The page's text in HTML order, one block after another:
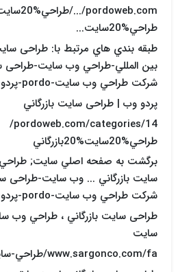
طراحي%20سايت...
طبقه بندي هاي مرتبط با: طراحی
بين المللي-طراحي وب سايت-طراحی
شرکت طراحي وب سايت-pordo-پردو-سايت ...
پردو وب | طراحی سایت بازرگاني
pordoweb.com/categories/14/
طراحي%20سايت%20بازرگاني
برگشت به صفحه اصلي سايت;
سایت بازرگاني ... وب سايت-طراحی
شرکت طراحي وب سايت-pordo-پردو-سايت واردات ...
طراحی سایت بازرگاني ، طراحي وب
سایت
www.sargonco.com/fa/طراحي-سايت-بازرگاني.aspx